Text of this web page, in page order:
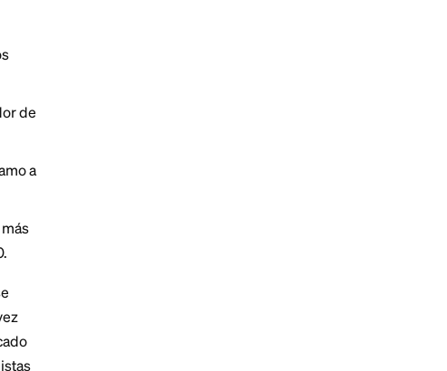
perfectamente
el transporte vive
equivale a $5,000 de
para todos los
suman alrededor de